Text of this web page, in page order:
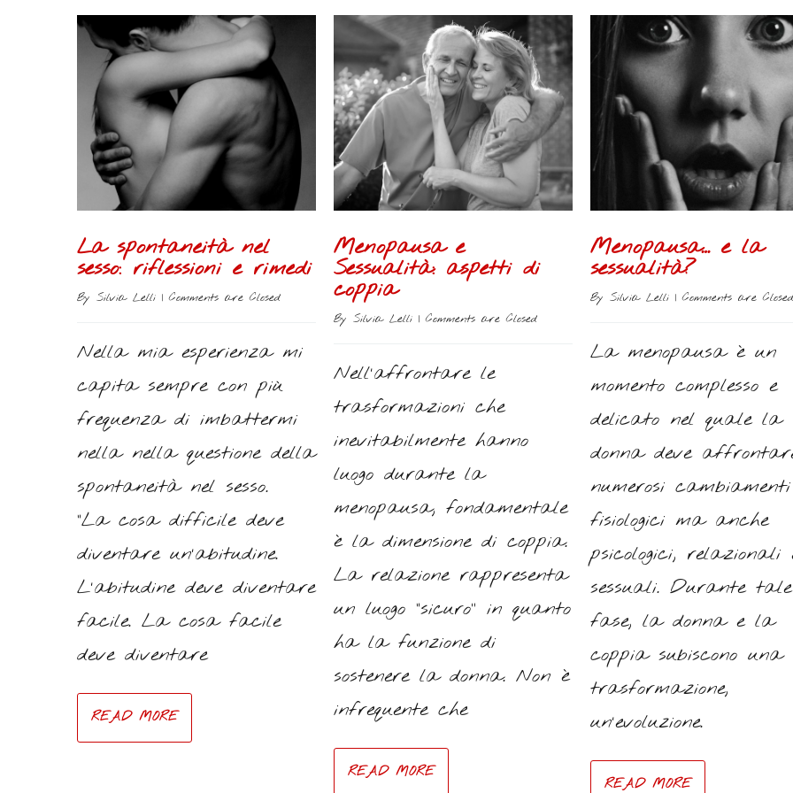
La spontaneità nel
sesso: riflessioni e rimedi
By Silvia Lelli | Comments are Closed
Nella mia esperienza mi
capita sempre con più
frequenza di imbattermi
nella nella questione della
spontaneità nel sesso.
“La cosa difficile deve
diventare un’abitudine.
L’abitudine deve diventare
facile. La cosa facile
deve diventare
READ MORE
Menopausa e
Sessualità: aspetti di
coppia
By Silvia Lelli | Comments are Closed
Nell’affrontare le
trasformazioni che
inevitabilmente hanno
luogo durante la
menopausa, fondamentale
è la dimensione di coppia.
La relazione rappresenta
un luogo “sicuro” in quanto
ha la funzione di
sostenere la donna. Non è
infrequente che
READ MORE
Menopausa… e la
sessualità?
By Silvia Lelli | Comments are Closed
La menopausa è un
momento complesso e
delicato nel quale la
donna deve
numerosi cambiamenti
fisiologici ma anche
psicologici, relazionali
sessuali. Durante tale
fase, la donna e la
coppia subiscono una
trasformazione,
un’evoluzione.
READ MORE